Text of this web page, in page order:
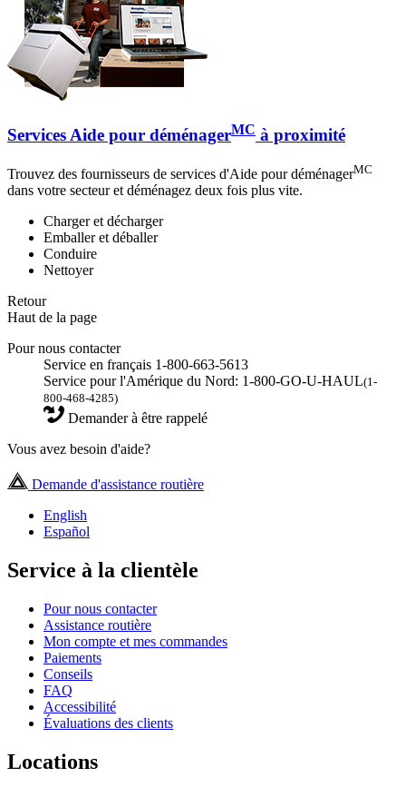
Services Aide pour déménagerMC à proximité
Trouvez des fournisseurs de services d'Aide pour déménagerMC
dans votre secteur et déménagez deux fois plus vite.
Charger et décharger
Emballer et déballer
Conduire
Nettoyer
Retour
Haut de la page
Pour nous contacter
Service en français 1-800-663-5613
Service pour l'Amérique du Nord: 1-800-GO-U-HAUL(1-
800-468-4285)
Demander à être rappelé
Vous avez besoin d'aide?
Demande d'assistance routière
English
Español
Service à la clientèle
Pour nous contacter
Assistance routière
Mon compte et mes commandes
Paiements
Conseils
FAQ
Accessibilité
Évaluations des clients
Locations